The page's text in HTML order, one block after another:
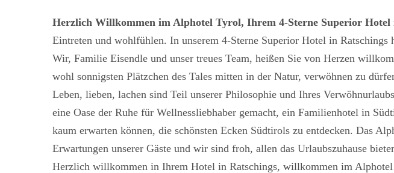
Herzlich Willkommen im Alphotel Tyrol, Ihrem 4-Sterne Superior Hotel
Eintreten und wohlfühlen. In unserem 4-Sterne Superior Hotel in
Wir, Familie Eisendle und unser treues Team, heißen Sie von Herzen
wohl sonnigsten Plätzchen des Tales mitten in der Natur, verwöhnen zu
Leben, lieben, lachen sind Teil unserer Philosophie und Ihres
eine Oase der Ruhe für Wellnessliebhaber gemacht, ein Familienhotel in
kaum erwarten können, die schönsten Ecken Südtirols zu entdecken. Das
Erwartungen unserer Gäste und wir sind froh, allen das Urlaubszuhause
Herzlich willkommen in Ihrem Hotel in Ratschings, willkommen im